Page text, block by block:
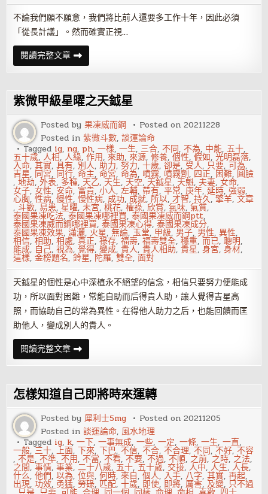
不論我們願不願意，我們將比前人還要多工作十年，因此必須
「從長計議」。然而確實正視…
閱讀完整文章三
十
五
是
轉
職
上
限，
真
的
嗎？
紫微甲級星曜之天鉞星
Posted by果凍威而鋼 Posted on20211228
Posted in紫微斗數,談運論命
Tagged ig, ng, ph,一樣,一生, 三合,不同,不為, 中能,五十,
五十歲,人相,人緣,作用,來助,來源,修養,個性,假如,光明磊落,
入命,其實,具有, 別人,助力,努力,十歲,卻是, 受人, 只要,可為,
吉星, 同宮, 同行,命主,命宮,命為, 噴霧, 噴霧劑, 四正, 困難, 圓臉
,地劫,外表, 多種, 天乙, 天生, 天空, 天鉞星, 天魁, 夫妻,女命,
女子,女性, 安命, 富貴,小人,左輔,帶有,平常,庚年,延時,強弱,
心胸,性病,慢性,慢性病, 成功, 成就,所以,才智,持久,擎羊,文章
,斗數,易患, 星曜,未宮,桃花,權祿,欣賞,氣味,氣質,
泰國果凍吃法,泰國果凍哪裡買,泰國果凍威而鋼ptt,
泰國果凍威而鋼哪裡買,泰國果凍心得,泰國果凍成分,
泰國果凍效果,瀟灑, 火星,無論,玉堂, 甲級, 男子, 男性,異性,
相信,相助,相處,真正,祿存,福壽,福壽雙全,穩重,而已,聰明,
能成, 自己,視為, 覺得,變成,貴人,貴人相助,貴星,身宮,身材,
這樣,金榜題名,鈴星, 陀羅,雙全,面對
天鉞星的個性是心中深植永不絕望的信念，相信只要努力便能成
功，所以面對困難，常能自助而后得貴人助，讓人覺得吉星高
照，而協助自己的常為異性。在得他人助力之后，也能回饋而匡
助他人，變成別人的貴人。
閱讀完整文章紫
微
甲
星
曜
之
天
鉞
星
怎樣知道自己即將時來運轉
Posted by犀利士5mg Posted on20211205
Posted in談運論命, 風水地理
Tagged ig, k,一下,一事無成,一些,一定,一條,一生,一直,
一般,三十,上面,下來,下巴,不信,不合,不合理,不同,不好,不容
,不是,不準,不用,不當,不看,不要,不過,不順, 之前, 之時, 之法,
之間,事情,事業,二十八歲,五十,五十歲, 交接,人中,人生,人長,
什么,他們,以為,位與,何時,來自,個人, 入手, 八字,其實,再起,
出現,功效, 勇猛, 勞碌,匹配,十歲, 即使, 即將,厲害,及變, 只不過